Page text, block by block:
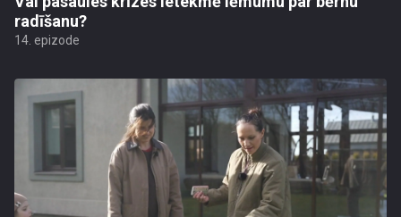
radīšanu?
14. epizode